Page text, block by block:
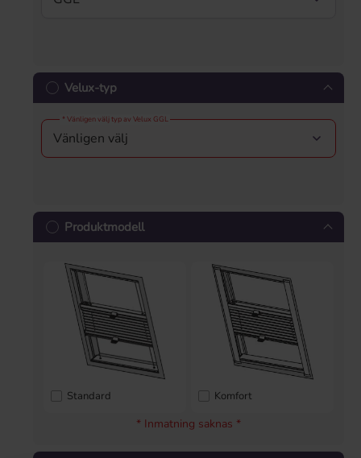
Velux-typ
* Vänligen välj typ av Velux GGL
Produktmodell
Standard Komfort
* Inmatning saknas *